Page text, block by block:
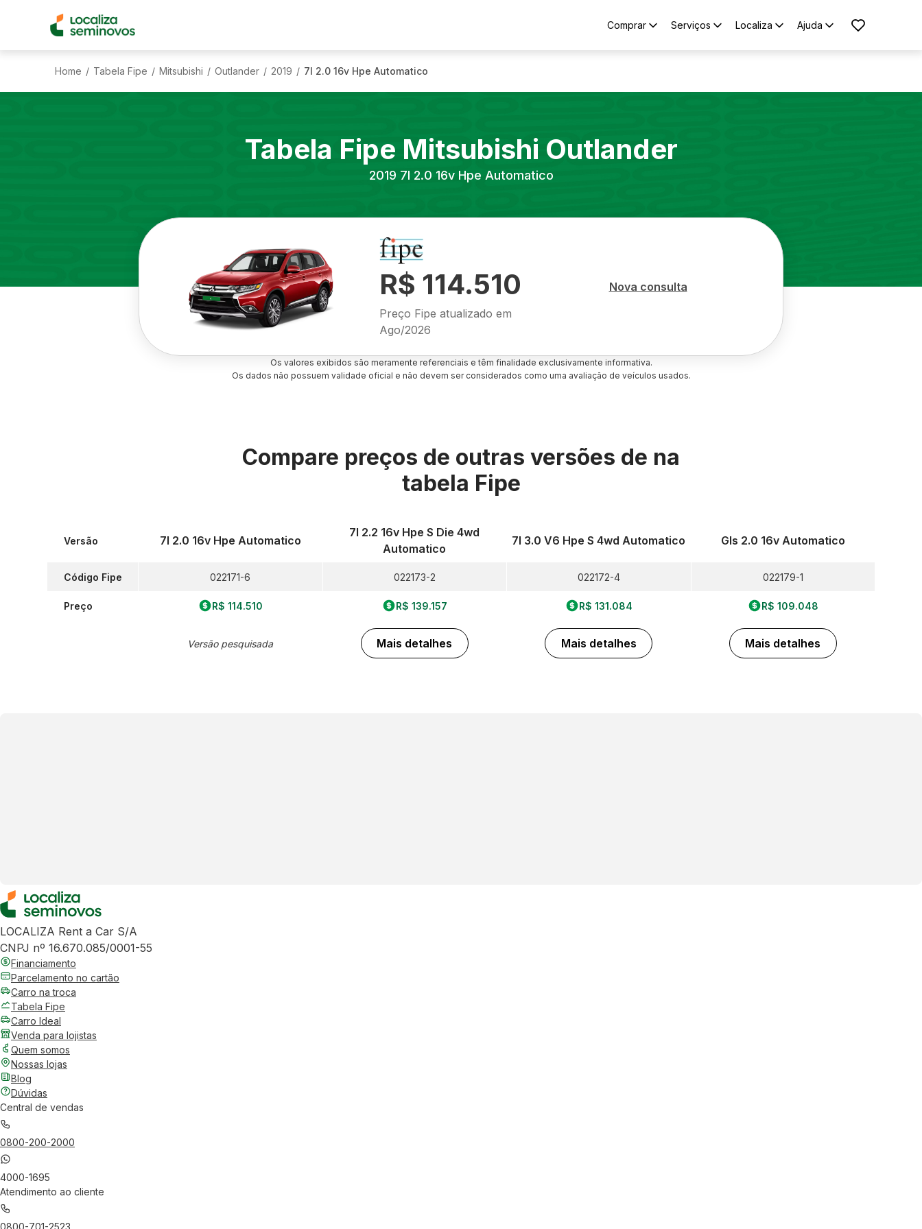
Comprar Serviços Localiza Ajuda
Home / Tabela Fipe / Mitsubishi / Outlander / 2019 / 7l 2.0 16v Hpe Automatico
Tabela Fipe Mitsubishi Outlander
2019 7l 2.0 16v Hpe Automatico
R$ 114.510
Preço Fipe atualizado em
Ago/2026
Nova consulta
Os valores exibidos são meramente referenciais e têm finalidade exclusivamente informativa.
Os dados não possuem validade oficial e não devem ser considerados como uma avaliação de veículos usados.
Compare preços de outras versões de na
tabela Fipe
Versão
Código Fipe
Preço
7l 2.0 16v Hpe Automatico
022171-6
R$ 114.510
Versão pesquisada
7l 2.2 16v Hpe S Die 4wd
Automatico
022173-2
R$ 139.157
Mais detalhes
7l 3.0 V6 Hpe S 4wd Automatico
022172-4
R$ 131.084
Mais detalhes
Gls 2.0 16v Automatico
022179-1
R$ 109.048
Mais detalhes
LOCALIZA Rent a Car S/A
CNPJ nº 16.670.085/0001-55
Financiamento
Parcelamento no cartão
Carro na troca
Tabela Fipe
Carro Ideal
Venda para lojistas
Quem somos
Nossas lojas
Blog
Dúvidas
Central de vendas
0800-200-2000
4000-1695
Atendimento ao cliente
0800-701-2523